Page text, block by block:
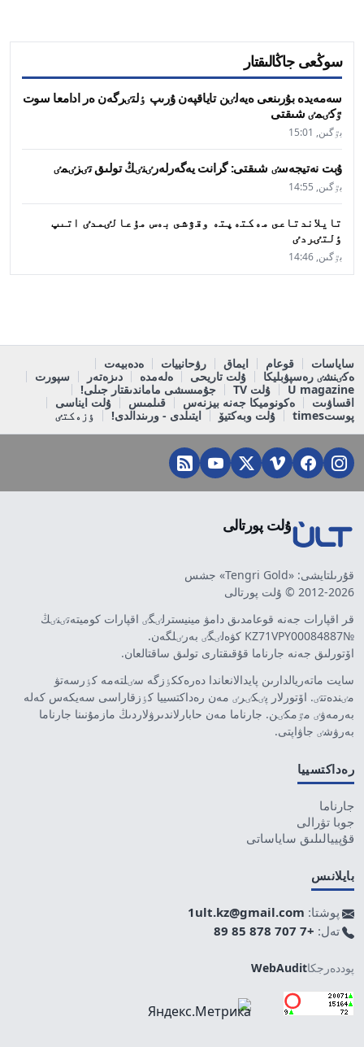
سوڭعى جاڭالىقتار
سەمەيدە بۇرىنعى ەيەلٸن تاياقپەن ۇرىپ ٶلتٸرگەن ەر ادامعا سوت
ٷكٸمٸ شىقتى
بٷگىن, 15:01
ۇبت نەتيجەسٸ شىقتى: گرانت يەگەرلەرٸنٸڭ تولىق تٸزٸمٸ
بٷگىن, 14:55
تايلاندتاعى مەكتەپتە وقۋشى بەس مۇعالٸمدٸ اتىپ
ٶلتٸردٸ
بٷگىن, 14:46
ساياسات قوعام ايماق رۋحانييات
ەدەبيەت
ەكٸنشٸ رەسپۋبليكا
ۇلت تاريحى ەلەمدە دىزەتەر
سپورت
U magazine
ۇلت TV
جۇمىسشى ماماندىقتار جىلى!
اقساۋىت
ەكونوميكا جەنە بيزنەس قىلمىس
ۇلت ايناسى
پوستtimes
ۇلت وبەكتيۆ ايتىلدى - ورىندالدى! ٶزەكتٸ
ۇلت پورتالى
قۇرىلتايشى: «Tengri Gold» جشس
2012-2026 © ۇلت پورتالى
قر اقپارات جەنە قوعامدىق دامۋ مينيسترلٸگٸ اقپارات كوميتەتٸنٸڭ
№KZ71VPY00084887 كۋەلٸگٸ بەرٸلگەن.
اۆتورلىق جەنە جارناما قۇقىقتارى تولىق ساقتالعان.
سايت ماتەريالدارىن پايدالانعاندا دەرەككٶزگە سٸلتەمە كٶرسەتۋ
مٸندەتتٸ. اۆتورلار پٸكٸرٸ مەن رەداكتسييا كٶزقاراسى سەيكەس كەلە
بەرمەۋٸ مٷمكٸن. جارناما مەن حابارلاندىرۋلاردىڭ مازمۇنىنا جارناما
بەرۋشٸ جاۋاپتى.
رەداكتسييا
جارناما
جوبا تۋرالى
قۇپييالىلىق ساياساتى
بايلانىس
پوشتا: 1ult.kz@gmail.com
تەل: +7 707 878 85 89
پوددەرجكاWebAudit